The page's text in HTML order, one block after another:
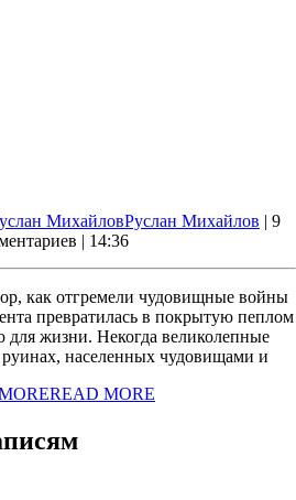
МихайловРуслан Михайлов | 9
| 14:36
как отгремели чудовищные войны
превратилась в покрытую пеплом
жизни. Некогда великолепные
руинах, населенных чудовищами и
READ MORE